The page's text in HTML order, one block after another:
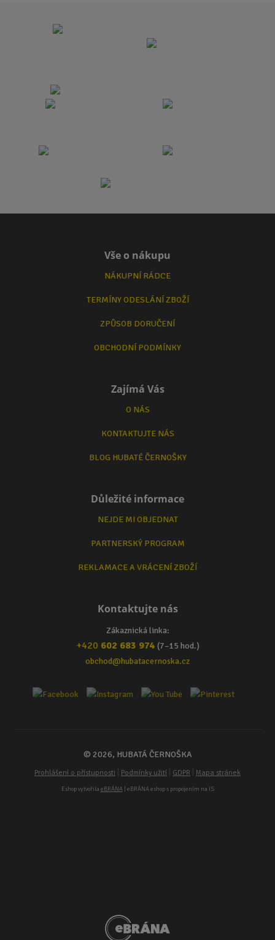
Vše o nákupu
NÁKUPNÍ RÁDCE
TERMÍNY ODESLÁNÍ ZBOŽÍ
ZPŮSOB DORUČENÍ
OBCHODNÍ PODMÍNKY
Zajímá Vás
O NÁS
KONTAKTUJTE NÁS
BLOG HUBATÉ ČERNOŠKY
Důležité informace
NEJDE MI OBJEDNAT
PARTNERSKÝ PROGRAM
REKLAMACE A VRÁCENÍ ZBOŽÍ
Kontaktujte nás
Zákaznická linka:
+420 602 683 974 (7–15 hod.)
obchod@hubatacernoska.cz
© 2026, HUBATÁ ČERNOŠKA
Prohlášení o přístupnosti Podmínky užití GDPR Mapa stránek
Eshop vytvořila eBRÁNA| eBRÁNA eshop s propojením na IS